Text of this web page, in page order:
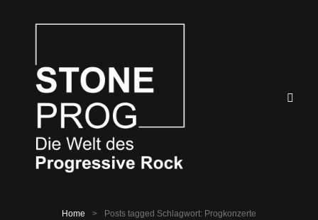
Home > Posts tagged Schlagwort: Progkonzerte